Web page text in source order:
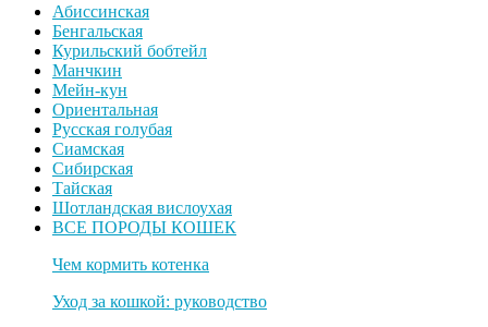
Абиссинская
Бенгальская
Курильский бобтейл
Манчкин
Мейн-кун
Ориентальная
Русская голубая
Сиамская
Сибирская
Тайская
Шотландская вислоухая
ВСЕ ПОРОДЫ КОШЕК
Чем кормить котенка
Уход за кошкой: руководство